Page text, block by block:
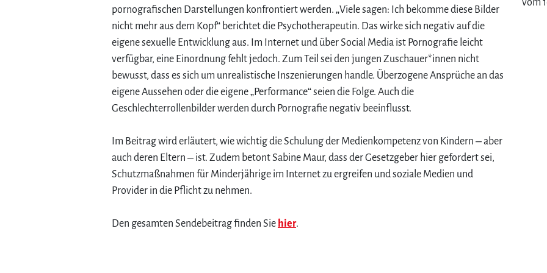
pornografischen Darstellungen konfrontiert werden. „Viele sagen: Ich bekomme diese Bilder
nicht mehr aus dem Kopf“ berichtet die Psychotherapeutin. Das wirke sich negativ auf die
eigene sexuelle Entwicklung aus. Im Internet und über Social Media ist Pornografie leicht
verfügbar, eine Einordnung fehlt jedoch. Zum Teil sei den jungen Zuschauer*innen nicht
bewusst, dass es sich um unrealistische Inszenierungen handle. Überzogene Ansprüche an das
eigene Aussehen oder die eigene „Performance“ seien die Folge. Auch die
Geschlechterrollenbilder werden durch Pornografie negativ beeinflusst.
Im Beitrag wird erläutert, wie wichtig die Schulung der Medienkompetenz von Kindern – aber
auch deren Eltern – ist. Zudem betont Sabine Maur, dass der Gesetzgeber hier gefordert sei,
Schutzmaßnahmen für Minderjährige im Internet zu ergreifen und soziale Medien und
Provider in die Pflicht zu nehmen.
Den gesamten Sendebeitrag finden Sie hier.
vom